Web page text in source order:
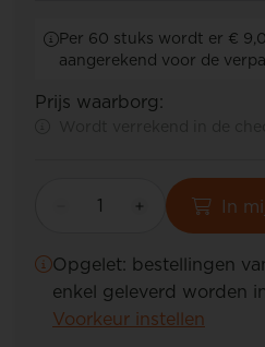
Per 60 stuks wordt er €
aangerekend voor de
Prijs waarborg:
In
Opgelet: bestellingen
enkel geleverd worden
Voorkeur instellen